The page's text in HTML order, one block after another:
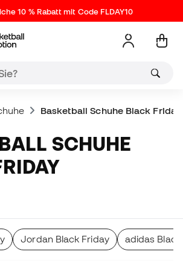
10 % Rabatt mit Code FLDAY10
Basketball Schuhe Black Friday
Jordan Black Friday adidas